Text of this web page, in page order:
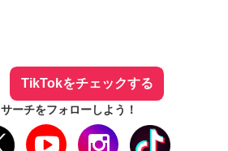
TikTokをチェックする
ーチをフォローしよう！